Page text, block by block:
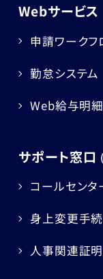
Webサービス
申請ワークフ
勤怠システム
Web給与明細
サポート窓口
コールセンタ
身上変更手
人事関連証